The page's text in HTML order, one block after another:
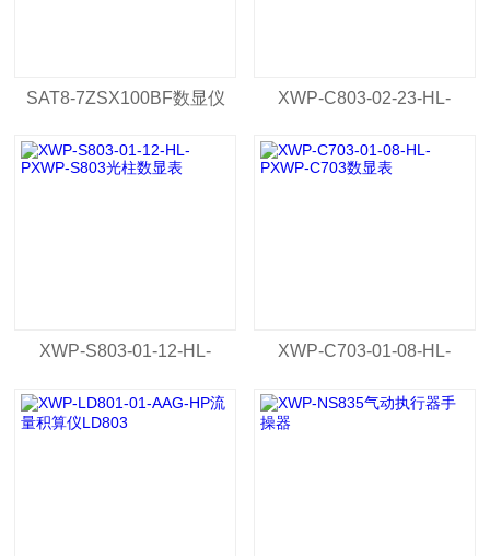
SAT8-7ZSX100BF数显仪 XWP-C803-02-23-HL-
XWP-S803-01-12-HL-
PXWP-S803光柱数显表
XWP-C703-01-08-HL-
PXWP-C703数显表